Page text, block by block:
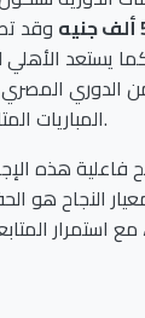
وقد
يستعد
الدوري المصري
المباريات المتاحة على منصات النتائج.
فاعلية هذه
النجاح هو
مع استمرار